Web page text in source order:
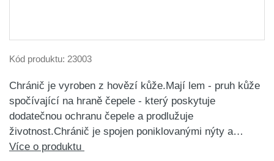
Kód produktu: 23003
Chránič je vyroben z hovězí kůže.Mají lem - pruh kůže
spočívající na hraně čepele - který poskytuje
dodatečnou ochranu čepele a prodlužuje
životnost.Chránič je spojen poniklovanými nýty a…
Více o produktu